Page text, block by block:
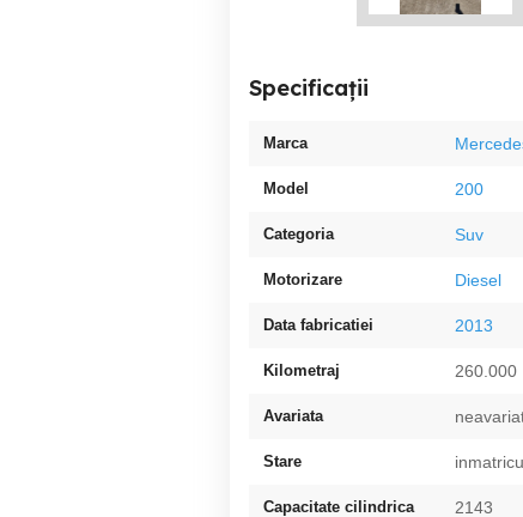
Specificații
Marca
Model 200
Categoria Suv
Motorizare Diesel
Data fabricatiei 2013
Kilometraj 260.000
Avariata
Stare
Capacitate cilindrica 2143